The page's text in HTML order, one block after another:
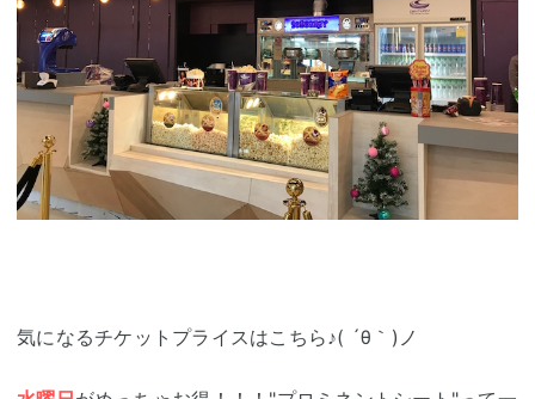
気になるチケットプライスはこちら♪( ´θ｀)ノ